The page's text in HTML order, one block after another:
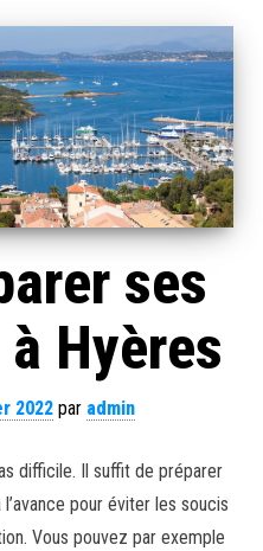
ses
Hyères
2022par admin
difficile. Il suffit de préparer
pour éviter les soucis
Vous pouvez par exemple